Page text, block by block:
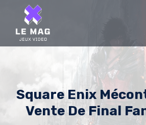
content
Square Enix
Vente De Final